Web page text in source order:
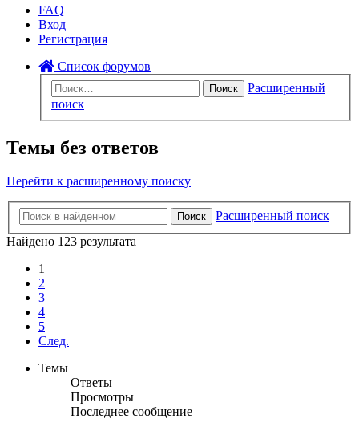
FAQ
Вход
Регистрация
Список форумов
Поиск
Расширенный
поиск
Темы без ответов
Перейти к расширенному поиску
Поиск
Расширенный поиск
Найдено 123 результата
1
2
3
4
5
След.
Темы
Ответы
Просмотры
Последнее сообщение